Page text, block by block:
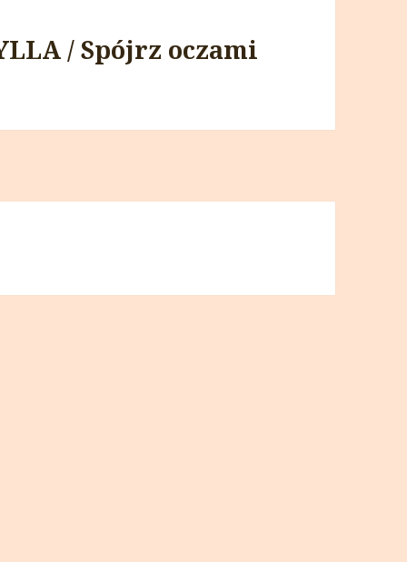
/ Spójrz oczami